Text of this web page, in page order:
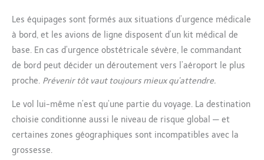
Les équipages sont formés aux situations d’urgence médicale
à bord, et les avions de ligne disposent d’un kit médical de
base. En cas d’urgence obstétricale sévère, le commandant
de bord peut décider un déroutement vers l’aéroport le plus
proche. Prévenir tôt vaut toujours mieux qu’attendre.
Le vol lui-même n’est qu’une partie du voyage. La destination
choisie conditionne aussi le niveau de risque global — et
certaines zones géographiques sont incompatibles avec la
grossesse.